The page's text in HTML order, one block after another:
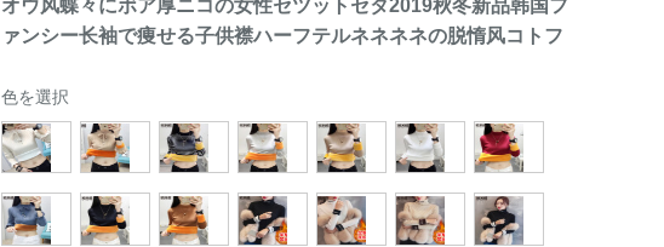
オウ风蝶々にボア厚ニコの女性セツットセタ2019秋冬新品韩国フ
ァンシー长袖で痩せる子供襟ハーフテルネネネネの脱惰风コトフ
色を選択